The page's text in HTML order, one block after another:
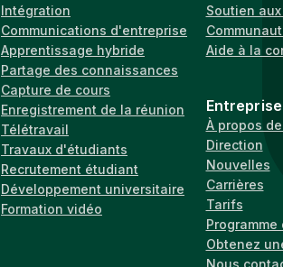
Intégration
Communications d'entreprise
Apprentissage hybride
Partage des connaissances
Capture de cours
Enregistrement de la réunion
Télétravail
Travaux d'étudiants
Recrutement étudiant
Développement universitaire
Formation vidéo
Soutien
Aide à la
Entreprise
À propos
Direction
Nouvelles
Carrières
Tarifs
Obtenez
Nous